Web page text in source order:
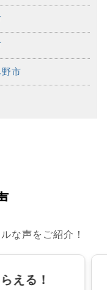
市
な声をご紹介！
える！